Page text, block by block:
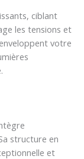
ciblant
les tensions et
votre
structure en
et